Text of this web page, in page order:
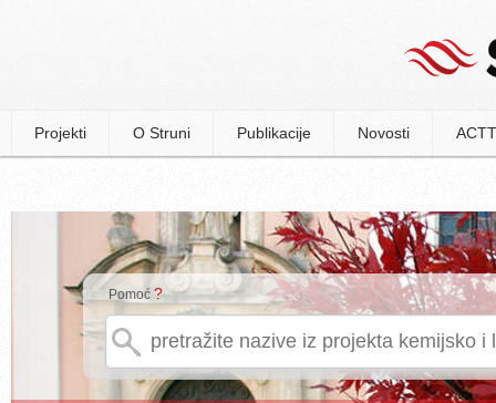
Projekti O Struni Publikacije Novosti
Pomoć ?